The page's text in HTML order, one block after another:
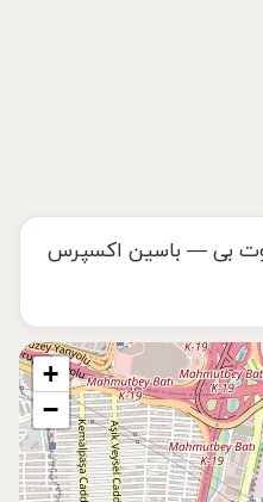
بی — باسین اکسپرس
+
−